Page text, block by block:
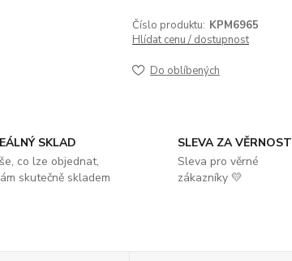
Číslo produktu: KPM6965
Hlídat cenu / dostupnost
Do oblíbených
SKLAD
co lze objednat,
skutečně skladem
SLEVA ZA VĚRNOST
Sleva pro věrné
zákazníky 💛